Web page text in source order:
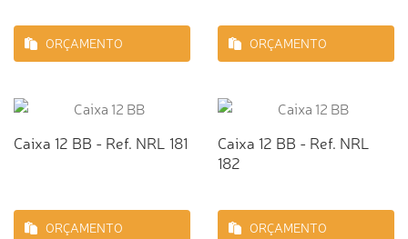
ORÇAMENTO ORÇAMENTO
Caixa 12 BB - Ref. NRL 181
ORÇAMENTO
Caixa 12 BB - Ref. NRL
182
ORÇAMENTO